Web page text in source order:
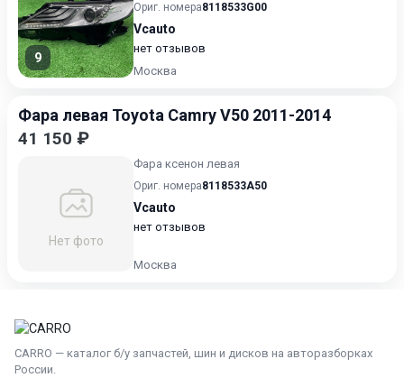
9
Ориг. номера8118533G00
Vcauto
нет отзывов
Москва
Фара левая Toyota Camry V50 2011-2014
41 150 ₽
Нет фото
Фара ксенон левая
Ориг. номера8118533A50
Vcauto
нет отзывов
Москва
CARRO — каталог б/у запчастей, шин и дисков на авторазборках
России.